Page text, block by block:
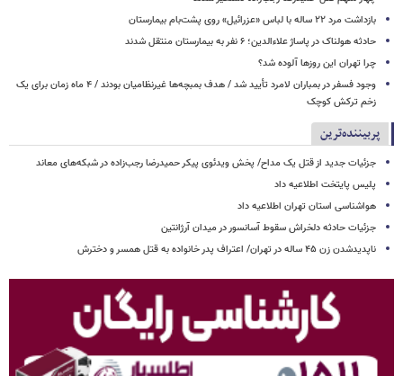
بازداشت مرد ۲۲ ساله با لباس «عزرائیل» روی پشت‌بام بیمارستان
حادثه هولناک در پاساژ علاءالدین؛ ۶ نفر به بیمارستان منتقل شدند
چرا تهران این روزها آلوده شد؟
وجود فسفر در بمباران لامرد تأیید شد / هدف بمبچه‌ها غیرنظامیان بودند / ۴ ماه زمان برای یک
زخم ترکش کوچک
پربیننده‌ترین
جزئیات جدید از قتل یک مداح/ پخش ویدئوی پیکر حمیدرضا رجب‌زاده در شبکه‌های معاند
پلیس پایتخت اطلاعیه داد
هواشناسی استان تهران اطلاعیه داد
جزئیات حادثه دلخراش سقوط آسانسور در میدان آرژانتین
ناپدیدشدن زن ۴۵ ساله در تهران/ اعتراف پدر خانواده به قتل همسر و دخترش